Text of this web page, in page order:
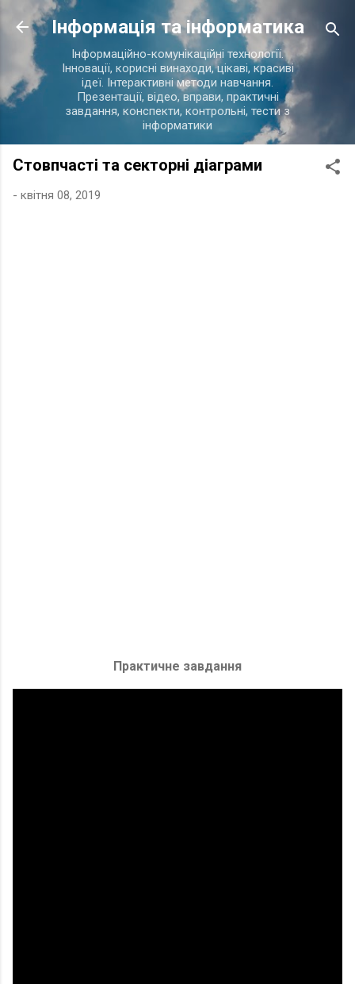
Перейти до основного вмісту
Інформація та інформатика
Інформаційно-комунікаційні технології.
Інновації, корисні винаходи, цікаві, красиві
ідеї. Інтерактивні методи навчання.
Презентації, відео, вправи, практичні
завдання, конспекти, контрольні, тести з
інформатики
Стовпчасті та секторні діаграми
- квітня 08, 2019
Практичне завдання